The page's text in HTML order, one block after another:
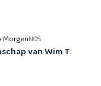
Morgen NOS
van Wim T.